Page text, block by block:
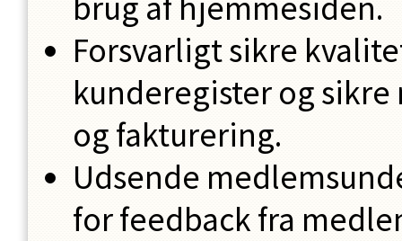
Forsvarligt sikre
kunderegister og
og fakturering.
Udsende
for feedback fra